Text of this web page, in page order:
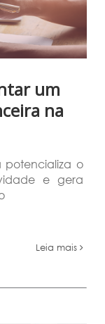
um
na
potencializa o
e gera
Leia mais